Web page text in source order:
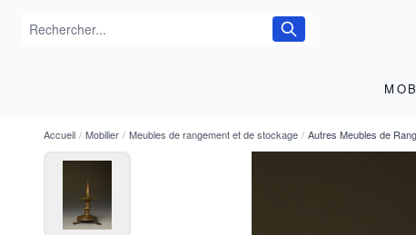
Accueil / Mobilier / Meubles de rangement et de stockage / Autres Meubles de